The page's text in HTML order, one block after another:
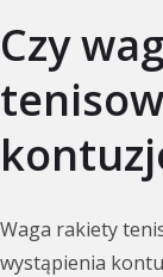
Czy
Waga rakiety
wystąpienia